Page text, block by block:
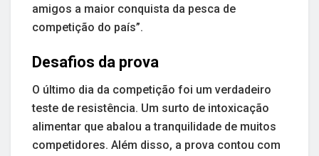
amigos a maior conquista da pesca de
competição do país”.
Desafios da prova
O último dia da competição foi um verdadeiro
teste de resistência. Um surto de intoxicação
alimentar que abalou a tranquilidade de muitos
competidores. Além disso, a prova contou com